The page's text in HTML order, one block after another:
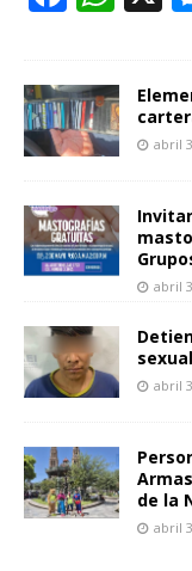
b
o
k
s
A
p
abril
abril
abril
de la
abril